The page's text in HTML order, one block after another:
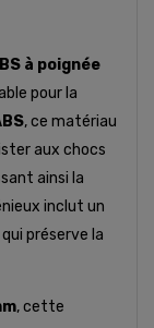
à poignée
pour la
, ce matériau
aux chocs
ainsi la
inclut un
qui préserve la
, cette